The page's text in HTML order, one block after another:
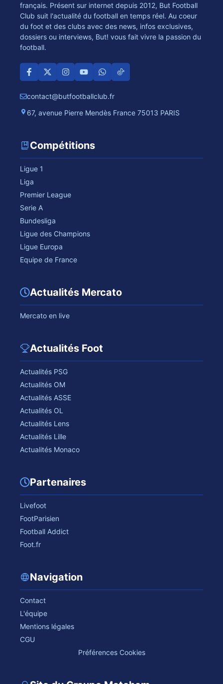
français. Présent sur internet depuis 2012, But Football
Club suit l'actualité du football en temps réel. Au coeur
du foot et des clubs avec des news, infos exclusives,
dossiers ou interviews, But! vous fait vivre la passion du
football.
contact@butfootballclub.fr
67, avenue Pierre Mendès France 75013 PARIS
Compétitions
Ligue 1
Liga
Premier League
Serie A
Bundesliga
Ligue des Champions
Ligue Europa
Equipe de France
Actualités Mercato
Mercato en live
Actualités Foot
Actualités PSG
Actualités OM
Actualités ASSE
Actualités OL
Actualités Lens
Actualités Lille
Actualités Monaco
Partenaires
Livefoot
FootParisien
Football Addict
Foot.fr
Navigation
Contact
L'équipe
Mentions légales
CGU
Préférences Cookies